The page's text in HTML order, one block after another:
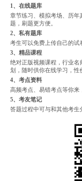
1、在线题库
章节练习、模拟考场、历
题，刷题更方便。
2、私有题库
考生可以免费上传自己的试
3、精品课程
绝对正版视频课程，行业
划，随时供你在线学习，性
4、考点资料
高频考点、易错考点等你来
5、考友笔记
答题过程中可与和其他考生